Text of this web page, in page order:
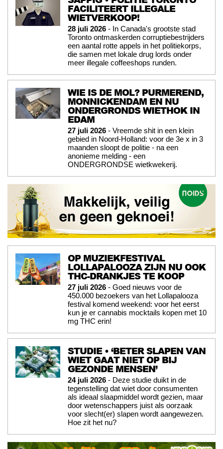
FACILITEERT ILLEGALE
WIETVERKOOP!
28 juli 2026 - In Canada's grootste stad
Toronto ontmaskerden corruptiebestrijders
een aantal rotte appels in het politiekorps,
die samen met lokale drug lords onder
meer illegale coffeeshops runden.
WIE IS DE MOL? PURMEREND,
MONNICKENDAM EN NU
ONDERGRONDS WIETHOK IN
EDAM
27 juli 2026 - Vreemde shit in een klein
gebied in Noord-Holland: voor de 3e x in 3
maanden sloopt de politie - na een
anonieme melding - een
ONDERGRONDSE wietkwekerij.
OP MUZIEKFESTIVAL
LOLLAPALOOZA ZIJN NU OOK
THC-DRANKJES TE KOOP
27 juli 2026 - Goed nieuws voor de
450.000 bezoekers van het Lollapalooza
festival komend weekend: voor het eerst
kun je er cannabis mocktails kopen met 10
mg THC erin!
STUDIE • ‘BETER SLAPEN VAN
WIET GAAT NIET OP BIJ
GEZONDE MENSEN’
24 juli 2026 - Deze studie duikt in de
tegenstelling dat wiet door consumenten
als ideaal slaapmiddel wordt gezien, maar
door wetenschappers juist als oorzaak
voor slecht(er) slapen wordt aangewezen.
Hoe zit het nu?